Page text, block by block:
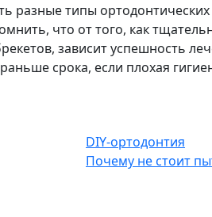
разные типы
что от того, как
зависит успешность
срока, если плохая
DIY-ортодонтия
Почему не стоит